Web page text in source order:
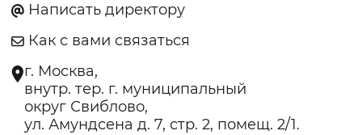
Написать директору
Как с вами связаться
г. Москва,
внутр. тер. г. муниципальный
округ Свиблово,
ул. Амундсена д. 7, стр. 2, помещ. 2/1.